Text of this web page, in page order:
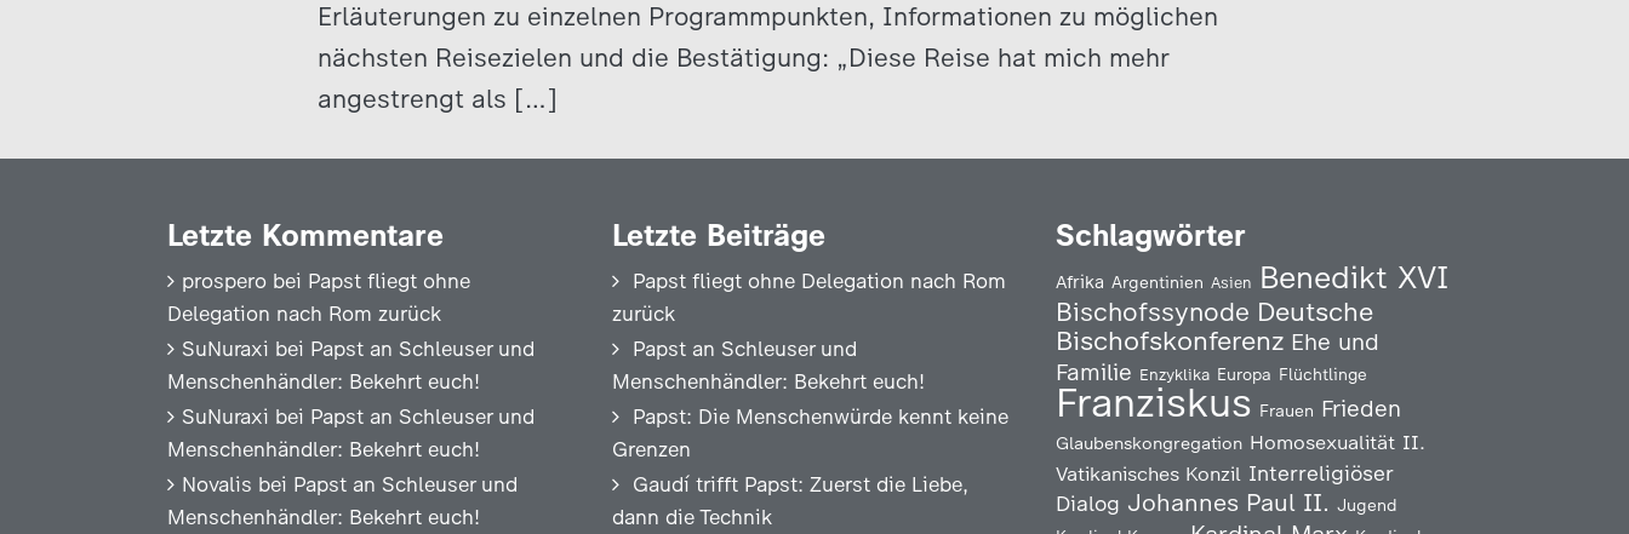
Erläuterungen zu einzelnen Programmpunkten, Informationen zu möglichen
nächsten Reisezielen und die Bestätigung: „Diese Reise hat mich mehr
angestrengt als […]
Letzte Kommentare
prospero bei Papst fliegt ohne
Delegation nach Rom zurück
SuNuraxi bei Papst an Schleuser und
Menschenhändler: Bekehrt euch!
SuNuraxi bei Papst an Schleuser und
Menschenhändler: Bekehrt euch!
Novalis bei Papst an Schleuser und
Menschenhändler: Bekehrt euch!
Letzte Beiträge
Papst fliegt ohne Delegation nach Rom
zurück
Papst an Schleuser und
Menschenhändler: Bekehrt euch!
Papst: Die Menschenwürde kennt keine
Grenzen
Gaudí trifft Papst: Zuerst die Liebe,
dann die Technik
Schlagwörter
Afrika Argentinien Asien Benedikt XVI
Bischofssynode Deutsche
Bischofskonferenz Ehe und
Familie Enzyklika Europa Flüchtlinge
Franziskus Frauen Frieden
Glaubenskongregation Homosexualität II.
Vatikanisches Konzil Interreligiöser
Dialog Johannes Paul II. Jugend